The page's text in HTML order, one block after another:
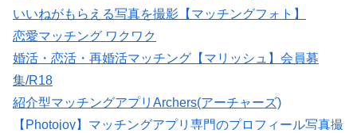
いいねがもらえる写真を撮影【マッチングフォト】
恋愛マッチング ワクワク
婚活・恋活・再婚活マッチング【マリッシュ】会員募
集/R18
紹介型マッチングアプリArchers(アーチャーズ)
【Photojoy】マッチングアプリ専門のプロフィール写真撮